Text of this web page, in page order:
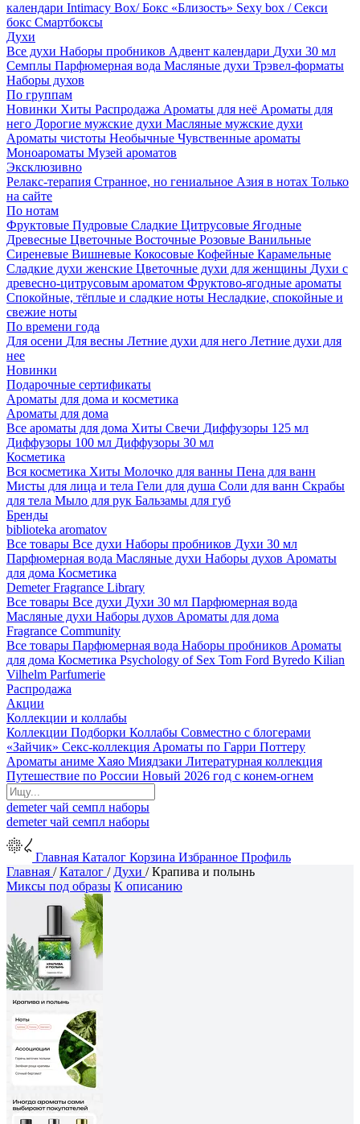
календари Intimacy Box/ Бокс «Близость» Sexy box / Секси
бокс Смартбоксы
Духи
Все духи Наборы пробников Адвент календари Духи 30 мл
Семплы Парфюмерная вода Масляные духи Трэвел-форматы
Наборы духов
По группам
Новинки Хиты Распродажа Ароматы для неё Ароматы для
него Дорогие мужские духи Масляные мужские духи
Ароматы чистоты Необычные Чувственные ароматы
Моноароматы Музей ароматов
Эксклюзивно
Релакс-терапия Странное, но гениальное Азия в нотах Только
на сайте
По нотам
Фруктовые Пудровые Сладкие Цитрусовые Ягодные
Древесные Цветочные Восточные Розовые Ванильные
Сиреневые Вишневые Кокосовые Кофейные Карамельные
Сладкие духи женские Цветочные духи для женщины Духи с
древесно-цитрусовым ароматом Фруктово-ягодные ароматы
Спокойные, тёплые и сладкие ноты Несладкие, спокойные и
свежие ноты
По времени года
Для осени Для весны Летние духи для него Летние духи для
нее
Новинки
Подарочные сертификаты
Ароматы для дома и косметика
Ароматы для дома
Все ароматы для дома Хиты Свечи Диффузоры 125 мл
Диффузоры 100 мл Диффузоры 30 мл
Косметика
Вся косметика Хиты Молочко для ванны Пена для ванн
Мисты для лица и тела Гели для душа Соли для ванн Скрабы
для тела Мыло для рук Бальзамы для губ
Бренды
biblioteka aromatov
Все товары Все духи Наборы пробников Духи 30 мл
Парфюмерная вода Масляные духи Наборы духов Ароматы
для дома Косметика
Demeter Fragrance Library
Все товары Все духи Духи 30 мл Парфюмерная вода
Масляные духи Наборы духов Ароматы для дома
Fragrance Community
Все товары Парфюмерная вода Наборы пробников Ароматы
для дома Косметика Psychology of Sex Tom Ford Byredo Kilian
Vilhelm Parfumerie
Распродажа
Акции
Коллекции и коллабы
Коллекции Подборки Коллабы Совместно с блогерами
«Зайчик» Секс-коллекция Ароматы по Гарри Поттеру
Ароматы аниме Хаяо Миядзаки Литературная коллекция
Путешествие по России Новый 2026 год с конем-огнем
demeterчай семпл наборы
demeterчай семпл наборы
Главная Каталог Корзина Избранное Профиль
Главная /Каталог / Духи /Крапива и полынь
Миксы под образы К описанию